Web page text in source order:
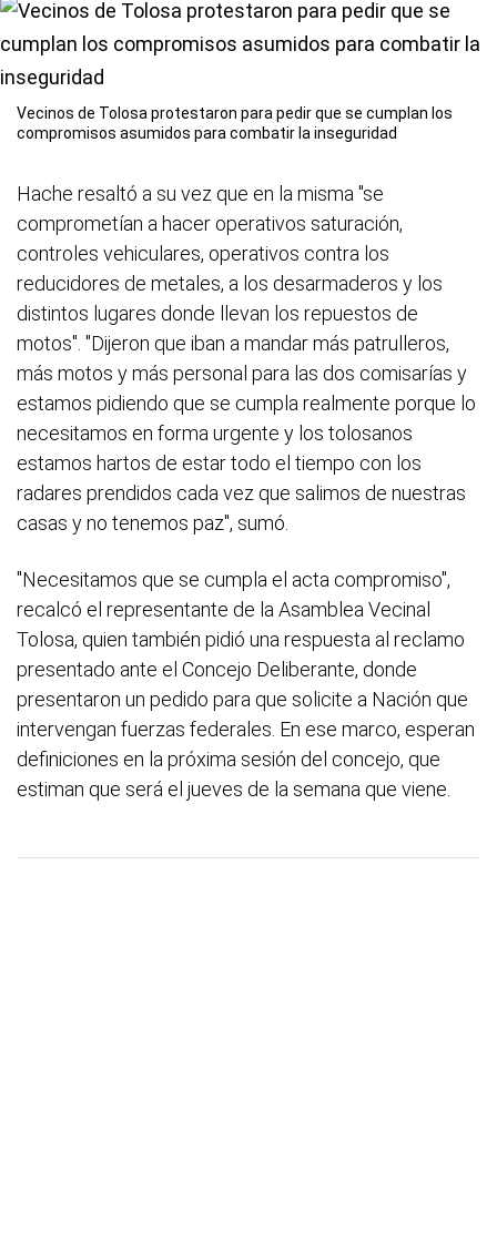
Vecinos de Tolosa protestaron para pedir que se cumplan los
compromisos asumidos para combatir la inseguridad
Hache resaltó a su vez que en la misma "se
comprometían a hacer operativos saturación,
controles vehiculares, operativos contra los
reducidores de metales, a los desarmaderos y los
distintos lugares donde llevan los repuestos de
motos". "Dijeron que iban a mandar más patrulleros,
más motos y más personal para las dos comisarías y
estamos pidiendo que se cumpla realmente porque lo
necesitamos en forma urgente y los tolosanos
estamos hartos de estar todo el tiempo con los
radares prendidos cada vez que salimos de nuestras
casas y no tenemos paz", sumó.
"Necesitamos que se cumpla el acta compromiso",
recalcó el representante de la Asamblea Vecinal
Tolosa, quien también pidió una respuesta al reclamo
presentado ante el Concejo Deliberante, donde
presentaron un pedido para que solicite a Nación que
intervengan fuerzas federales. En ese marco, esperan
definiciones en la próxima sesión del concejo, que
estiman que será el jueves de la semana que viene.